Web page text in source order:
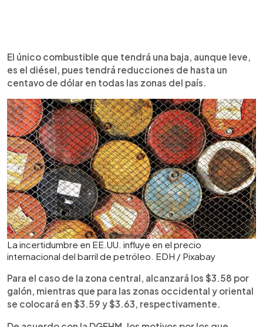
El único combustible que tendrá una baja, aunque leve,
es el diésel, pues tendrá reducciones de hasta un
centavo de dólar en todas las zonas del país.
La incertidumbre en EE.UU. influye en el precio
internacional del barril de petróleo. EDH / Pixabay
Para el caso de la zona central, alcanzará los $3.58 por
galón, mientras que para las zonas occidental y oriental
se colocará en $3.59 y $3.63, respectivamente.